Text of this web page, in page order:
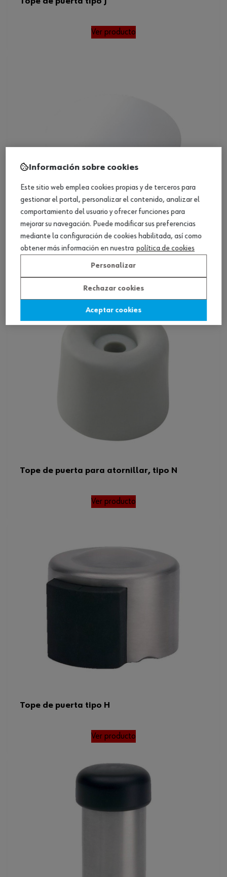
Ver producto
Tope de puerta, tipo M
Ver producto
Tope de puerta para atornillar, tipo N
Ver producto
Tope de puerta tipo H
Ver producto
Información sobre cookies
Este sitio web emplea cookies propias y de terceros para
gestionar el portal, personalizar el contenido, analizar el
comportamiento del usuario y ofrecer funciones para
mejorar su navegación. Puede modificar sus preferencias
mediante la configuración de cookies habilitada, así como
obtener más información en nuestra política de cookies
Personalizar
Rechazar cookies
Aceptar cookies